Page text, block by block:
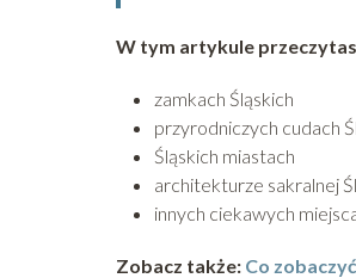
W tym artykule
zamkach Śląskich
przyrodniczych cudach
Śląskich miastach
architekturze sakralnej
innych ciekawych
Zobacz także: Co